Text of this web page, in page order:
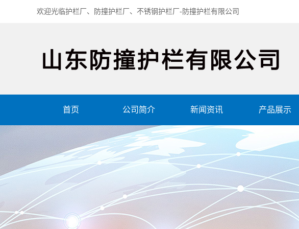
欢迎光临护栏厂、防撞护栏厂、不锈钢护栏厂-防撞护栏有限公司
首页 公司简介 新闻资讯 产品展示